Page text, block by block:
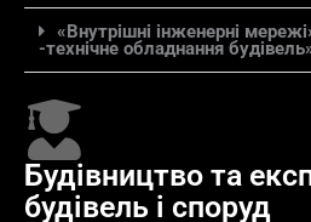
«Внутрішні інженерні
-технічне обладнання
Будівництво та
будівель і споруд